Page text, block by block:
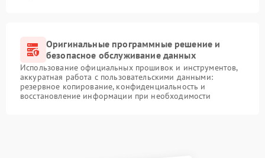
Оригинальные программные решение и
безопасное обслуживание данных
Использование официальных прошивок и инструментов,
аккуратная работа с пользовательскими данными:
резервное копирование, конфиденциальность и
восстановление информации при необходимости